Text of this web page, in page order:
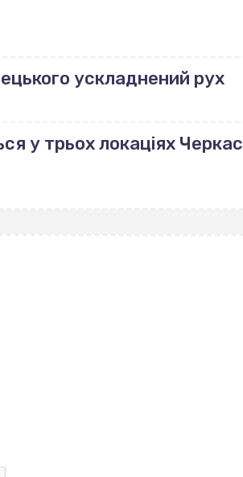
ускладнений рух
у трьох локаціях Черкас